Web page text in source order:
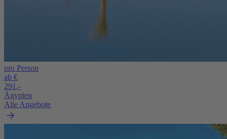
pro Person
ab €
291,-
Ägypten
Alle Angebote